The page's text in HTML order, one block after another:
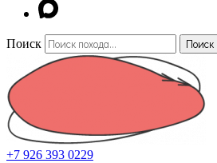
Поиск Поиск
+7 926 393 0229